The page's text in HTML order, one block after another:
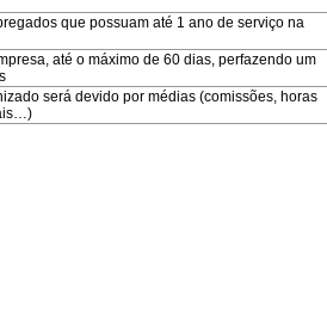
que possuam até 1 ano de serviço na
até o máximo de 60 dias, perfazendo um
será devido por médias (comissões, horas